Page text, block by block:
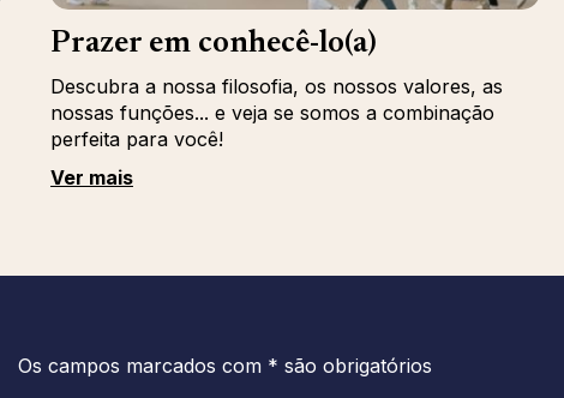
Prazer em conhecê-lo(a)
Descubra a nossa filosofia, os nossos valores, as
nossas funções... e veja se somos a combinação
perfeita para você!
Ver mais
Os campos marcados com * são obrigatórios